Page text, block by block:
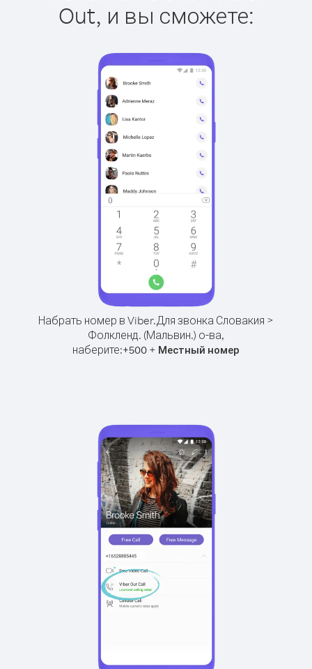
Out, и вы сможете:
Набрать номер в Viber.Для звонка Словакия >
Фолкленд. (Мальвин.) о-ва,
наберите:+500 + Местный номер